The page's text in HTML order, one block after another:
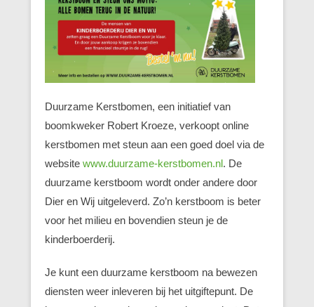
Duurzame Kerstbomen, een initiatief van
boomkweker Robert Kroeze, verkoopt online
kerstbomen met steun aan een goed doel via de
website www.duurzame-kerstbomen.nl. De
duurzame kerstboom wordt onder andere door
Dier en Wij uitgeleverd. Zo’n kerstboom is beter
voor het milieu en bovendien steun je de
kinderboerderij.
Je kunt een duurzame kerstboom na bewezen
diensten weer inleveren bij het uitgiftepunt. De